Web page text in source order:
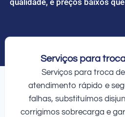
Serviços para
Serviços para troca
atendimento rápido e
falhas, substituímos
corrigimos sobrecarga e